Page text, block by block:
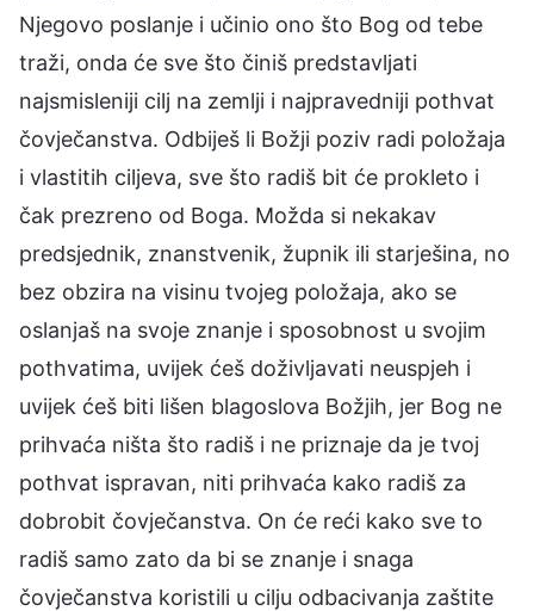
Njegovo poslanje i učinio ono što Bog od tebe
traži, onda će sve što činiš predstavljati
najsmisleniji cilj na zemlji i najpravedniji pothvat
čovječanstva. Odbiješ li Božji poziv radi položaja
i vlastitih ciljeva, sve što radiš bit će prokleto i
čak prezreno od Boga. Možda si nekakav
predsjednik, znanstvenik, župnik ili starješina, no
bez obzira na visinu tvojeg položaja, ako se
oslanjaš na svoje znanje i sposobnost u svojim
pothvatima, uvijek ćeš doživljavati neuspjeh i
uvijek ćeš biti lišen blagoslova Božjih, jer Bog ne
prihvaća ništa što radiš i ne priznaje da je tvoj
pothvat ispravan, niti prihvaća kako radiš za
dobrobit čovječanstva. On će reći kako sve to
radiš samo zato da bi se znanje i snaga
čovječanstva koristili u cilju odbacivanja zaštite